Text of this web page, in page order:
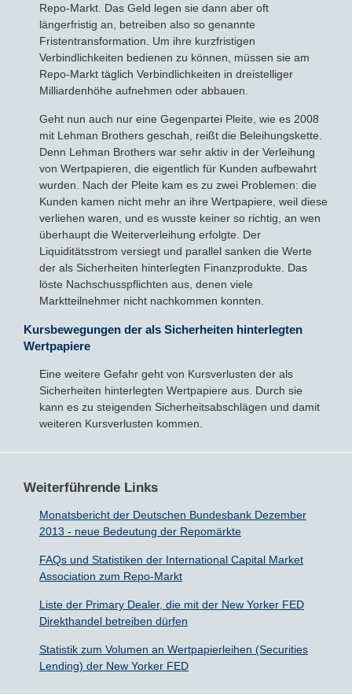
Repo-Markt. Das Geld legen sie dann aber oft
längerfristig an, betreiben also so genannte
Fristentransformation. Um ihre kurzfristigen
Verbindlichkeiten bedienen zu können, müssen sie am
Repo-Markt täglich Verbindlichkeiten in dreistelliger
Milliardenhöhe aufnehmen oder abbauen.
Geht nun auch nur eine Gegenpartei Pleite, wie es 2008
mit Lehman Brothers geschah, reißt die Beleihungskette.
Denn Lehman Brothers war sehr aktiv in der Verleihung
von Wertpapieren, die eigentlich für Kunden aufbewahrt
wurden. Nach der Pleite kam es zu zwei Problemen: die
Kunden kamen nicht mehr an ihre Wertpapiere, weil diese
verliehen waren, und es wusste keiner so richtig, an wen
überhaupt die Weiterverleihung erfolgte. Der
Liquiditätsstrom versiegt und parallel sanken die Werte
der als Sicherheiten hinterlegten Finanzprodukte. Das
löste Nachschusspflichten aus, denen viele
Marktteilnehmer nicht nachkommen konnten.
Kursbewegungen der als Sicherheiten hinterlegten
Wertpapiere
Eine weitere Gefahr geht von Kursverlusten der als
Sicherheiten hinterlegten Wertpapiere aus. Durch sie
kann es zu steigenden Sicherheitsabschlägen und damit
weiteren Kursverlusten kommen.
Weiterführende Links
Monatsbericht der Deutschen Bundesbank Dezember
2013 - neue Bedeutung der Repomärkte
FAQs und Statistiken der International Capital Market
Association zum Repo-Markt
Liste der Primary Dealer, die mit der New Yorker FED
Direkthandel betreiben dürfen
Statistik zum Volumen an Wertpapierleihen (Securities
Lending) der New Yorker FED